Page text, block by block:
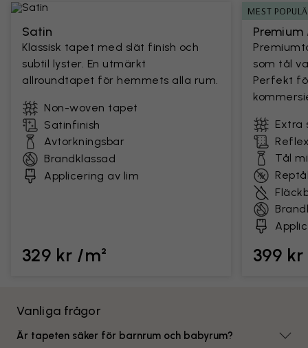
Satin
Klassisk tapet med slät finish och
subtil lyster. En utmärkt
allroundtapet för hemmets alla rum.
Non-woven tapet
Satinfinish
Avtorkningsbar
Brandklassad
Applicering av lim
329 kr /m²
MEST
som tål
Perfekt
Extra
Tål
399
Vanliga frågor
Är tapeten säker för barnrum och babyrum?